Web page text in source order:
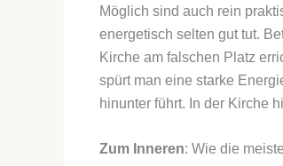
Möglich sind auch rein
energetisch selten gut tut.
Kirche am falschen Platz
spürt man eine starke
hinunter führt. In der Kirche
Zum Inneren: Wie die